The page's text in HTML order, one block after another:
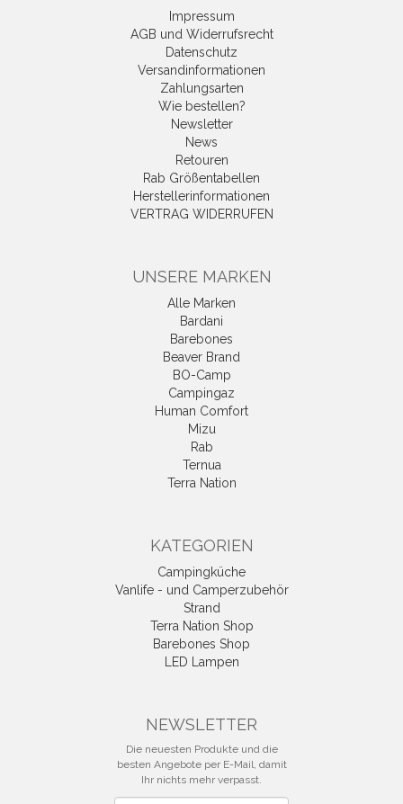
Impressum
AGB und Widerrufsrecht
Datenschutz
Versandinformationen
Zahlungsarten
Wie bestellen?
Newsletter
News
Retouren
Rab Größentabellen
Herstellerinformationen
VERTRAG WIDERRUFEN
UNSERE MARKEN
Alle Marken
Bardani
Barebones
Beaver Brand
BO-Camp
Campingaz
Human Comfort
Mizu
Rab
Ternua
Terra Nation
KATEGORIEN
Campingküche
Vanlife - und Camperzubehör
Strand
Terra Nation Shop
Barebones Shop
LED Lampen
NEWSLETTER
Die neuesten Produkte und die
besten Angebote per E-Mail, damit
Ihr nichts mehr verpasst.